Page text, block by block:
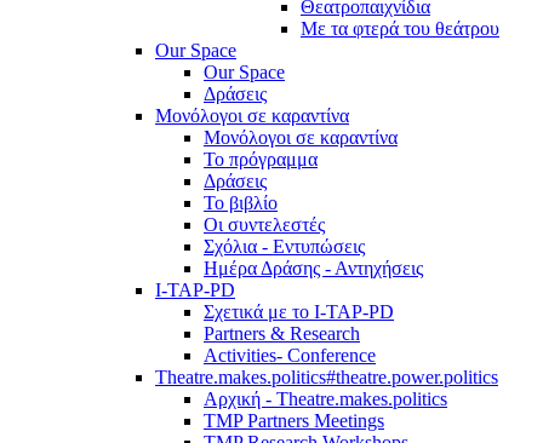
Θεατροπαιχνίδια
Με τα φτερά του θεάτρου
Our Space
Our Space
Δράσεις
Μονόλογοι σε καραντίνα
Μονόλογοι σε καραντίνα
Το πρόγραμμα
Δράσεις
Το βιβλίο
Οι συντελεστές
Σχόλια - Εντυπώσεις
Ημέρα Δράσης - Αντηχήσεις
I-TAP-PD
Σχετικά με το I-TAP-PD
Partners & Research
Activities- Conference
Theatre.makes.politics#theatre.power.politics
Αρχική - Theatre.makes.politics
TMP Partners Meetings